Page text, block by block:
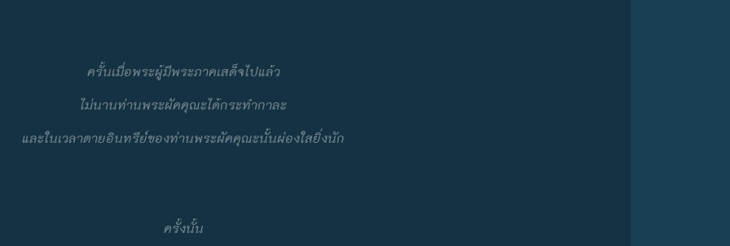
ครั้นเมื่อพระผู้มีพระภาคเสด็จไปแล้ว
ไม่นานท่านพระผัคคุณะได้กระทำกาละ
และในเวลาตายอินทรีย์ของท่านพระผัคคุณะนั้นผ่องใสยิ่งนัก
ครั้งนั้น